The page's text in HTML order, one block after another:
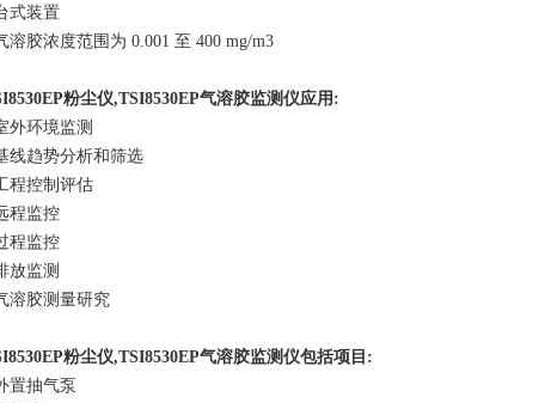
式装置
溶胶浓度范围为 0.001 至 400 mg/m3
粉尘仪,TSI8530EP气溶胶监测仪应用:
外环境监测
线趋势分析和筛选
程控制评估
程监控
程监控
放监测
溶胶测量研究
粉尘仪,TSI8530EP气溶胶监测仪包括项目:
置抽气泵